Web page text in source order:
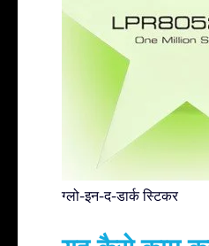
ग्लो-इन-द-डार्क स्टिकर